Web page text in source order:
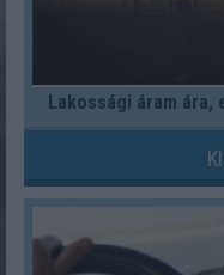
Lakossági áram ára,